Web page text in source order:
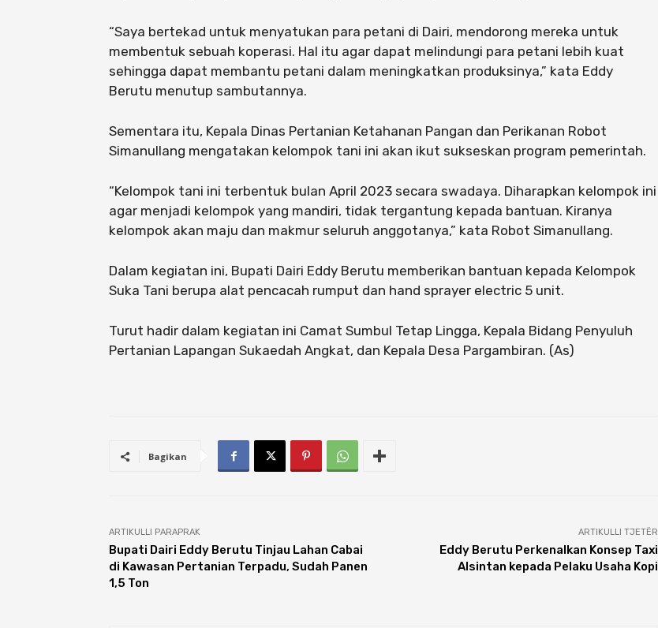
“Saya bertekad untuk menyatukan para petani di Dairi, mendorong mereka untuk
membentuk sebuah koperasi. Hal itu agar dapat melindungi para petani lebih kuat
sehingga dapat membantu petani dalam meningkatkan produksinya,” kata Eddy
Berutu menutup sambutannya.
Sementara itu, Kepala Dinas Pertanian Ketahanan Pangan dan Perikanan Robot
Simanullang mengatakan kelompok tani ini akan ikut sukseskan program pemerintah.
“Kelompok tani ini terbentuk bulan April 2023 secara swadaya. Diharapkan kelompok ini
agar menjadi kelompok yang mandiri, tidak tergantung kepada bantuan. Kiranya
kelompok akan maju dan makmur seluruh anggotanya,” kata Robot Simanullang.
Dalam kegiatan ini, Bupati Dairi Eddy Berutu memberikan bantuan kepada Kelompok
Suka Tani berupa alat pencacah rumput dan hand sprayer electric 5 unit.
Turut hadir dalam kegiatan ini Camat Sumbul Tetap Lingga, Kepala Bidang Penyuluh
Pertanian Lapangan Sukaedah Angkat, dan Kepala Desa Pargambiran. (As)
Bagikan
ARTIKULLI PARAPRAK
Bupati Dairi Eddy Berutu Tinjau Lahan Cabai
di Kawasan Pertanian Terpadu, Sudah Panen
1,5 Ton
ARTIKULLI TJETËR
Eddy Berutu Perkenalkan Konsep Taxi
Alsintan kepada Pelaku Usaha Kopi